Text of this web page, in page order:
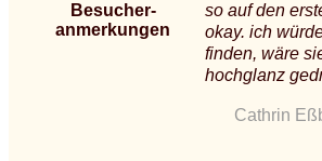
Besucher-
anmerkungen
so auf den
okay. ich
finden, wäre
hochglanz
Cathrin